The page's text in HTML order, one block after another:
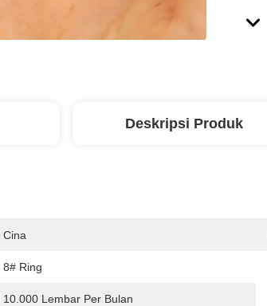
Deskripsi Produk
Cina
8# Ring
10.000 Lembar Per Bulan